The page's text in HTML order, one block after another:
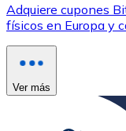
Adquiere cupones
físicos en Europa y
Ver más